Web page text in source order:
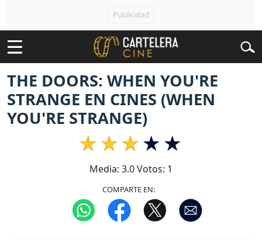
THE DOORS: WHEN YOU'RE
STRANGE EN CINES (WHEN
YOU'RE STRANGE)
Media: 3.0Votos: 1
COMPARTE EN: